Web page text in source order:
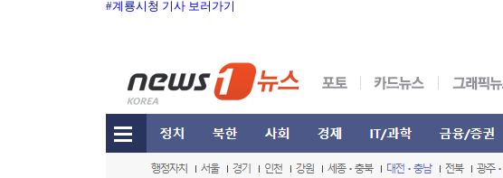
#계룡시청 기사 보러가기